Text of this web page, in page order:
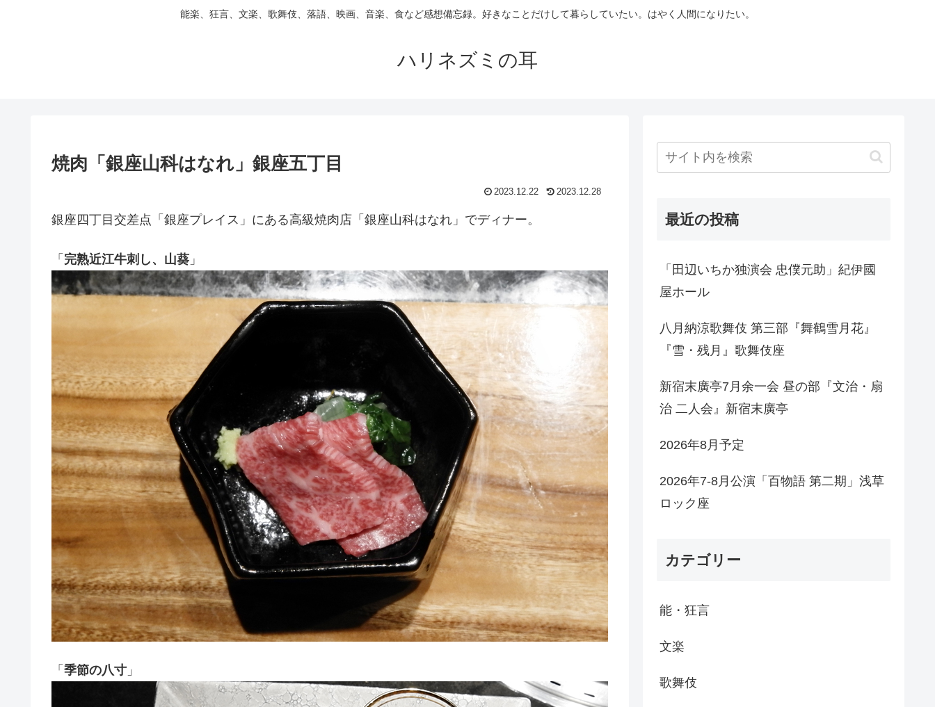
能楽、狂言、文楽、歌舞伎、落語、映画、音楽、食など感想備忘録。好きなことだけして暮らしていたい。はやく人間になりたい。
ハリネズミの耳
焼肉「銀座山科はなれ」銀座五丁目
2023.12.22 2023.12.28
銀座四丁目交差点「銀座プレイス」にある高級焼肉店「銀座山科はなれ」でディナー。
「 完熟近江牛刺し、山葵 」
「 季節の八寸 」
最近の投稿
「田辺いちか独演会 忠僕元助」紀伊國
屋ホール
八月納涼歌舞伎 第三部『舞鶴雪月花』
『雪・残月』歌舞伎座
新宿末廣亭7月余一会 昼の部『文治・扇
治 二人会』新宿末廣亭
2026年8月予定
2026年7-8月公演「百物語 第二期」浅草
ロック座
カテゴリー
能・狂言
文楽
歌舞伎